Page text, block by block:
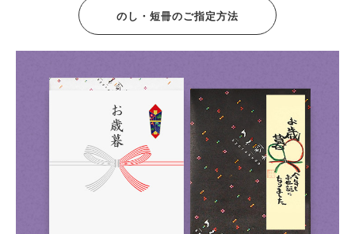
のし・短冊のご指定方法